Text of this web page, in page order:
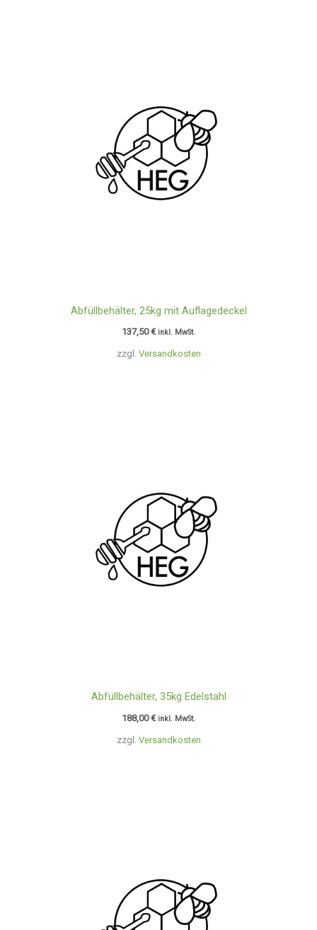
zzgl. Versandkosten
Abfüllbehälter, 25kg mit Auflagedeckel
137,50€ inkl. MwSt.
zzgl. Versandkosten
Abfüllbehälter, 35kg Edelstahl
188,00€ inkl. MwSt.